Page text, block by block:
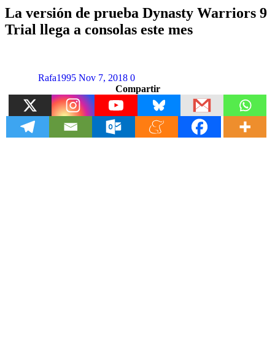
La versión de prueba Dynasty Warriors 9
Trial llega a consolas este mes
Rafa1995 Nov 7, 2018 0
Compartir